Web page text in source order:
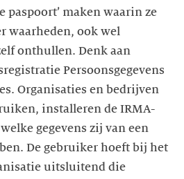
paspoort’ maken waarin ze
waarheden, ook wel
onthullen. Denk aan
Persoonsgegevens
Organisaties en bedrijven
installeren de IRMA-
gegevens zij van een
De gebruiker hoeft bij het
uitsluitend die